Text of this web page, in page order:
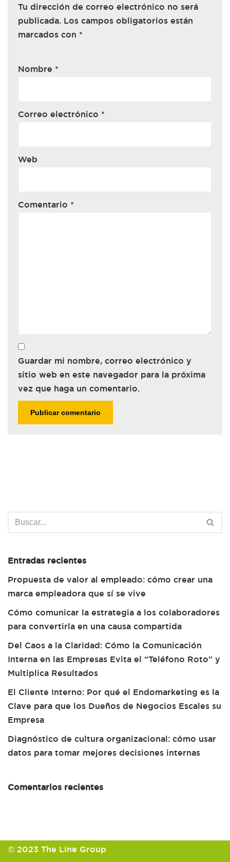
Tu dirección de correo electrónico no será
publicada. Los campos obligatorios están
marcados con *
Nombre *
Correo electrónico *
Web
Comentario *
Guardar mi nombre, correo electrónico y
sitio web en este navegador para la próxima
vez que haga un comentario.
Entradas recientes
Propuesta de valor al empleado: cómo crear una
marca empleadora que sí se vive
Cómo comunicar la estrategia a los colaboradores
para convertirla en una causa compartida
Del Caos a la Claridad: Cómo la Comunicación
Interna en las Empresas Evita el “Teléfono Roto” y
Multiplica Resultados
El Cliente Interno: Por qué el Endomarketing es la
Clave para que los Dueños de Negocios Escales su
Empresa
Diagnóstico de cultura organizacional: cómo usar
datos para tomar mejores decisiones internas
Comentarios recientes
© 2023 The Line Group